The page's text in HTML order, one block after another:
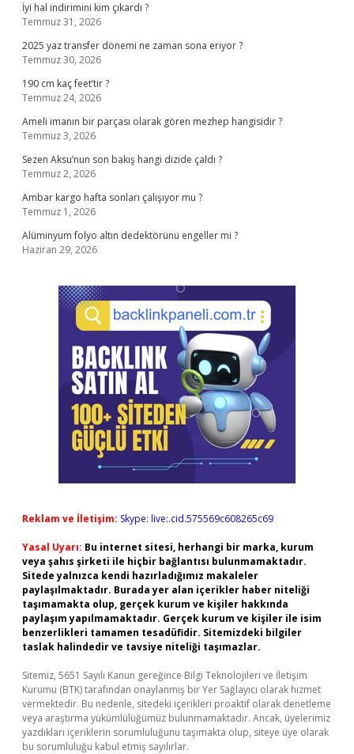
İyi hal indirimini kim çıkardı ?
Temmuz 31, 2026
2025 yaz transfer dönemi ne zaman sona eriyor ?
Temmuz 30, 2026
190 cm kaç feet’tir ?
Temmuz 24, 2026
Ameli imanın bir parçası olarak gören mezhep hangisidir ?
Temmuz 3, 2026
Sezen Aksu’nun son bakış hangi dizide çaldı ?
Temmuz 2, 2026
Ambar kargo hafta sonları çalışıyor mu ?
Temmuz 1, 2026
Alüminyum folyo altın dedektörünü engeller mi ?
Haziran 29, 2026
Reklam ve İletişim: Skype: live:.cid.575569c608265c69
Yasal Uyarı: Bu internet sitesi, herhangi bir marka, kurum
veya şahıs şirketi ile hiçbir bağlantısı bulunmamaktadır.
Sitede yalnızca kendi hazırladığımız makaleler
paylaşılmaktadır. Burada yer alan içerikler haber niteliği
taşımamakta olup, gerçek kurum ve kişiler hakkında
paylaşım yapılmamaktadır. Gerçek kurum ve kişiler ile isim
benzerlikleri tamamen tesadüfidir. Sitemizdeki bilgiler
taslak halindedir ve tavsiye niteliği taşımazlar.
Sitemiz, 5651 Sayılı Kanun gereğince Bilgi Teknolojileri ve İletişim
Kurumu (BTK) tarafından onaylanmış bir Yer Sağlayıcı olarak hizmet
vermektedir. Bu nedenle, sitedeki içerikleri proaktif olarak denetleme
veya araştırma yükümlülüğümüz bulunmamaktadır. Ancak, üyelerimiz
yazdıkları içeriklerin sorumluluğunu taşımakta olup, siteye üye olarak
bu sorumluluğu kabul etmiş sayılırlar.